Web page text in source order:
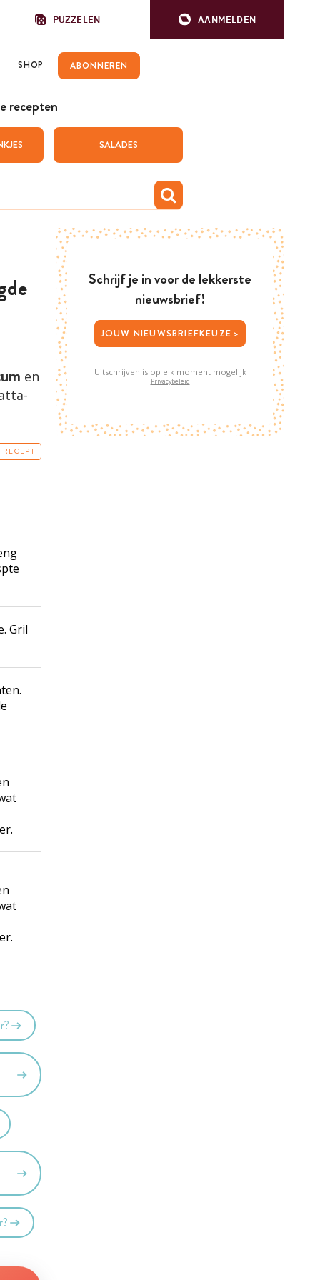
PUZZELEN AANMELDEN
SHOP ABONNEREN
recepten
SALADES
en
Gril
Schrijf je in voor de lekkerste
nieuwsbrief!
JOUW NIEUWSBRIEFKEUZE >
Uitschrijven is op elk moment mogelijk
Privacybeleid